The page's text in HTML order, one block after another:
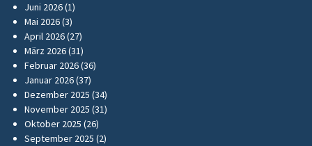
Juni 2026(1)
Mai 2026(3)
April 2026(27)
März 2026(31)
Februar 2026(36)
Januar 2026(37)
Dezember 2025 (34)
November 2025 (31)
Oktober 2025 (26)
September 2025 (2)